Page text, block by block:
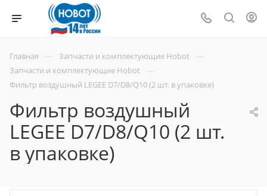
Главная — Запчасти и комплектующие Hobot —
Запчасти и комплектующие Hobot —
Фильтр воздушный LEGEE D7/D8/Q10 (2 шт. в упаковке)
Фильтр воздушный
LEGEE D7/D8/Q10 (2 шт.
в упаковке)